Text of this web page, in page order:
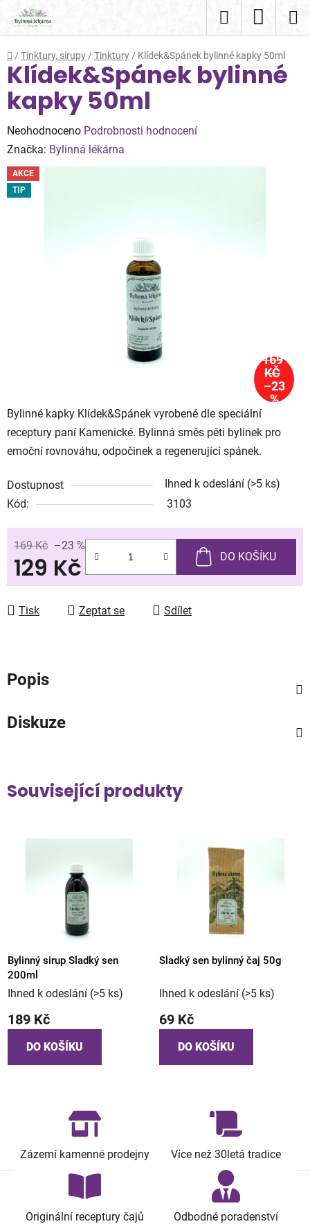
obsah
Hledat
KOŠÍK
Domů
/ Tinktury, sirupy / Tinktury / Klídek&Spánek bylinné kapky 50ml
Bylinné kapky Klídek&Spánek vyrobené dle speciální
receptury paní Kamenické. Bylinná směs pěti bylinek pro
emoční rovnováhu, odpočinek a regenerující spánek.
Dostupnost Ihned k odeslání (>5 ks)
Kód:
3103
169 Kč –23 %
129 Kč
Měrná cena:
DO KOŠÍKU
Tisk Zeptat se Sdílet
Klídek&Spánek bylinné
kapky 50ml
Průměrné
hodnocení
produktu
je
Neohodnoceno Podrobnosti hodnocení
Značka: Bylinná lékárna
AKCE
TIP
169
KČ
–23
%
Popis
Diskuze
Související produkty
Bylinný sirup Sladký sen
200ml
Ihned k odeslání (>5 ks)
189 Kč
DO KOŠÍKU
Sladký sen bylinný čaj 50g
Ihned k odeslání (>5 ks)
69 Kč
DO KOŠÍKU
Zázemí kamenné prodejny Více než 30letá tradice
Originální receptury čajů Odbodné poradenství